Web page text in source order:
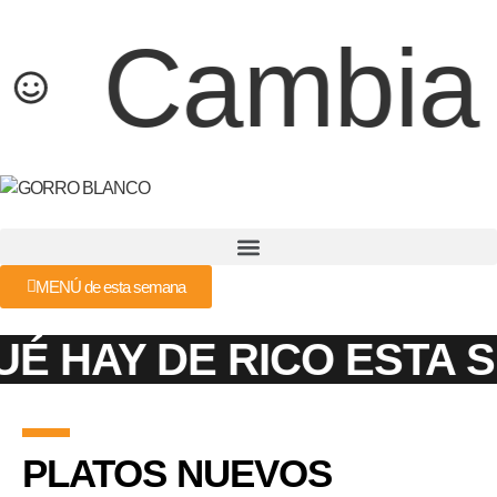
Cambia
MENÚ de esta semana
DE RICO ESTA
PLATOS NUEVOS